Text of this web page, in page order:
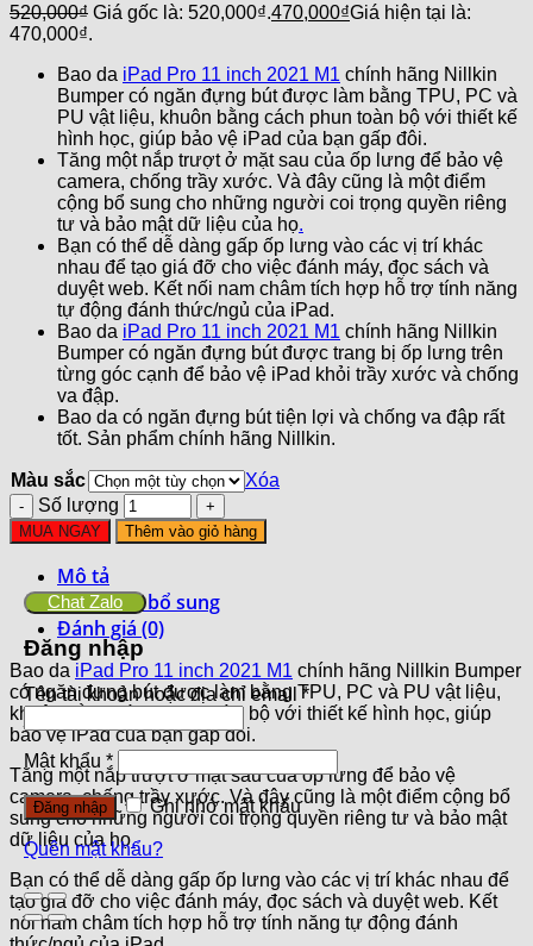
520,000₫ Giá gốc là: 520,000₫.470,000₫Giá hiện tại là:
470,000₫.
Bao da iPad Pro 11 inch 2021 M1 chính hãng Nillkin
Bumper có ngăn đựng bút được làm bằng TPU, PC và
PU vật liệu, khuôn bằng cách phun toàn bộ với thiết kế
hình học, giúp bảo vệ iPad của bạn gấp đôi.
Tăng một nắp trượt ở mặt sau của ốp lưng để bảo vệ
camera, chống trầy xước. Và đây cũng là một điểm
cộng bổ sung cho những người coi trọng quyền riêng
tư và bảo mật dữ liệu của họ.
Bạn có thể dễ dàng gấp ốp lưng vào các vị trí khác
nhau để tạo giá đỡ cho việc đánh máy, đọc sách và
duyệt web. Kết nối nam châm tích hợp hỗ trợ tính năng
tự động đánh thức/ngủ của iPad.
Bao da iPad Pro 11 inch 2021 M1 chính hãng Nillkin
Bumper có ngăn đựng bút được trang bị ốp lưng trên
từng góc cạnh để bảo vệ iPad khỏi trầy xước và chống
va đập.
Bao da có ngăn đựng bút tiện lợi và chống va đập rất
tốt. Sản phẩm chính hãng Nillkin.
Màu sắc
Xóa
Số lượng
MUA NGAY Thêm vào giỏ hàng
Mô tả
Thông tin bổ sung
Đánh giá (0)
Bao da iPad Pro 11 inch 2021 M1 chính hãng Nillkin Bumper
có ngăn đựng bút được làm bằng TPU, PC và PU vật liệu,
khuôn bằng cách phun toàn bộ với thiết kế hình học, giúp
bảo vệ iPad của bạn gấp đôi.
Tăng một nắp trượt ở mặt sau của ốp lưng để bảo vệ
camera, chống trầy xước. Và đây cũng là một điểm cộng bổ
sung cho những người coi trọng quyền riêng tư và bảo mật
dữ liệu của họ.
Bạn có thể dễ dàng gấp ốp lưng vào các vị trí khác nhau để
tạo giá đỡ cho việc đánh máy, đọc sách và duyệt web. Kết
nối nam châm tích hợp hỗ trợ tính năng tự động đánh
Chat Zalo
Đăng nhập
Tên tài khoản hoặc địa chỉ email *
Mật khẩu *
Đăng nhập Ghi nhớ mật khẩu
Quên mật khẩu?